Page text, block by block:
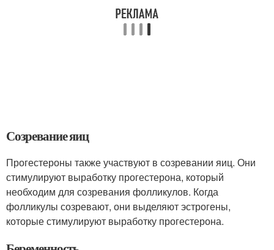
Созревание яиц
Прогестероны также участвуют в созревании яиц. Они
стимулируют выработку прогестерона, который
необходим для созревания фолликулов. Когда
фолликулы созревают, они выделяют эстрогены,
которые стимулируют выработку прогестерона.